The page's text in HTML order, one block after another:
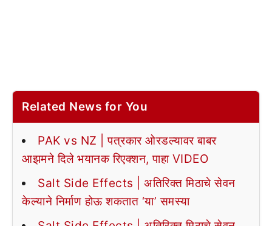
Related News for You
PAK vs NZ | पत्रकार ओरडल्यावर बाबर
आझमने दिले भयानक रिएक्शन, पाहा VIDEO
Salt Side Effects | अतिरिक्त मिठाचे सेवन
केल्याने निर्माण होऊ शकतात ‘या’ समस्या